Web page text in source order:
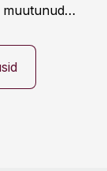
muutunud